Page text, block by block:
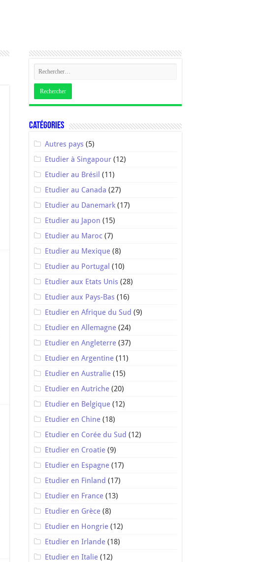
Catégories
Autres pays (5)
Etudier à Singapour(12)
Etudier au Brésil (11)
Etudier au Canada (27)
Etudier au Danemark(17)
Etudier au Japon (15)
Etudier au Maroc(7)
Etudier au Mexique(8)
Etudier au Portugal (10)
Etudier aux Etats Unis (28)
Etudier aux Pays-Bas (16)
Etudier en Afrique du Sud (9)
Etudier en Allemagne(24)
Etudier en Angleterre(37)
Etudier en Argentine(11)
Etudier en Australie(15)
Etudier en Autriche(20)
Etudier en Belgique(12)
Etudier en Chine(18)
Etudier en Corée du Sud (12)
Etudier en Croatie(9)
Etudier en Espagne(17)
Etudier en Finland (17)
Etudier en France(13)
Etudier en Grèce(8)
Etudier en Hongrie(12)
Etudier en Irlande(18)
Etudier en Italie(12)